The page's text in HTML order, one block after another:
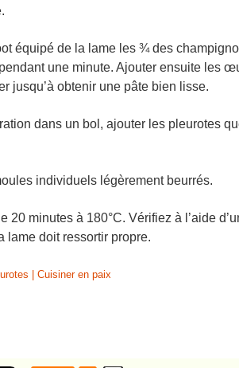
équipé de la lame les ¾ des
une minute. Ajouter ensuite les
jusqu’à obtenir une pâte bien lisse.
dans un bol, ajouter les pleurotes
individuels légèrement beurrés.
20 minutes à 180°C. Vérifiez à l’aide
lame doit ressortir propre.
| Cuisiner en paix